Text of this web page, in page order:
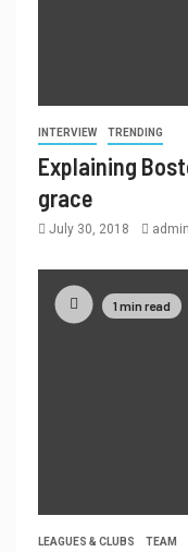
INTERVIEW TRENDING
Explaining
grace
July 30, 2018 admin
1 min read
LEAGUES & CLUBS TEAM